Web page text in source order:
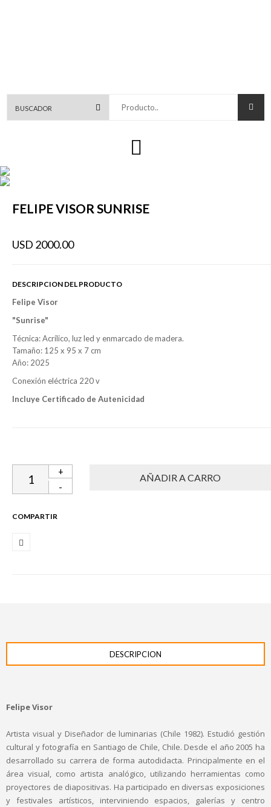
FELIPE VISOR SUNRISE
USD 2000.00
DESCRIPCION DEL PRODUCTO
Felipe Visor
"Sunrise"
Técnica: Acrílico, luz led y enmarcado de madera.
Tamaño: 125 x 95 x 7 cm
Año: 2025
Conexión eléctrica 220 v
Incluye Certificado de Autenicidad
+
-
COMPARTIR
DESCRIPCION
Felipe Visor
Artista visual y Diseñador de luminarias (Chile 1982). Estudió gestión
cultural y fotografía en Santiago de Chile, Chile. Desde el año 2005 ha
desarrollado su carrera de forma autodidacta. Principalmente en el
área visual, como artista analógico, utilizando herramientas como
proyectores de diapositivas. Ha participado en diversas exposiciones
y festivales artísticos, interviniendo espacios, galerías y centro